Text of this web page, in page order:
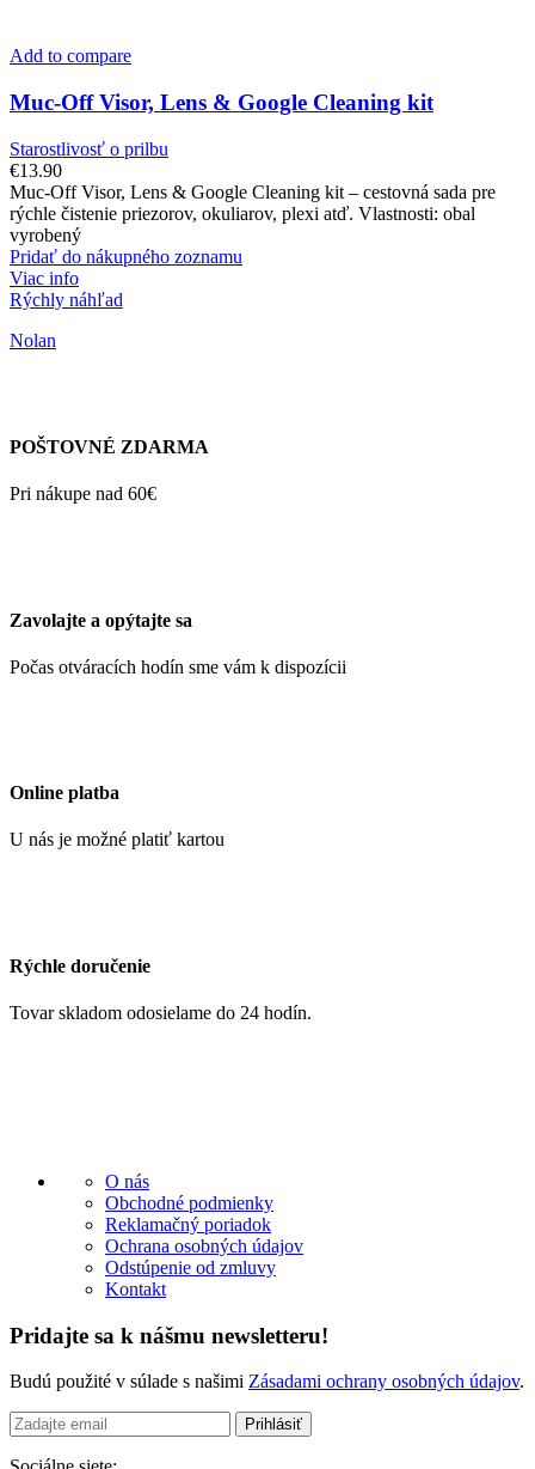
Add to compare
Muc-Off Visor, Lens & Google Cleaning kit
Starostlivosť o prilbu
€13.90
Muc-Off Visor, Lens & Google Cleaning kit – cestovná sada pre
rýchle čistenie priezorov, okuliarov, plexi atď. Vlastnosti: obal
vyrobený
Pridať do nákupného zoznamu
Viac info
Rýchly náhľad
Nolan
POŠTOVNÉ ZDARMA
Pri nákupe nad 60€
Zavolajte a opýtajte sa
Počas otváracích hodín sme vám k dispozícii
Online platba
U nás je možné platiť kartou
Rýchle doručenie
Tovar skladom odosielame do 24 hodín.
O nás
Obchodné podmienky
Reklamačný poriadok
Ochrana osobných údajov
Odstúpenie od zmluvy
Kontakt
Pridajte sa k nášmu newsletteru!
Budú použité v súlade s našimi Zásadami ochrany osobných údajov.